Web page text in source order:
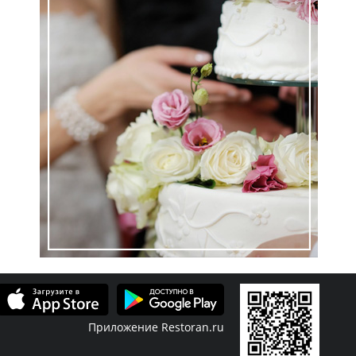
Приложение Restoran.ru